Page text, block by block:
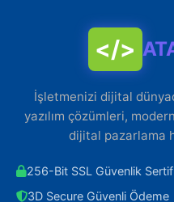
</>
İşletmenizi dijital
yazılım çözümleri,
dijital pazarlama
256-Bit SSL Güvenlik
3D Secure Güvenli Ödeme